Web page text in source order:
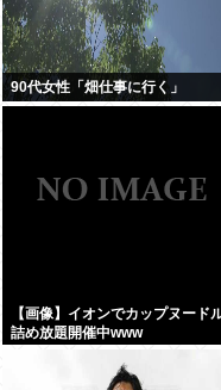
90代女性「畑仕事に行く」
【画像】イオンでカップヌード
詰め放題開催中www